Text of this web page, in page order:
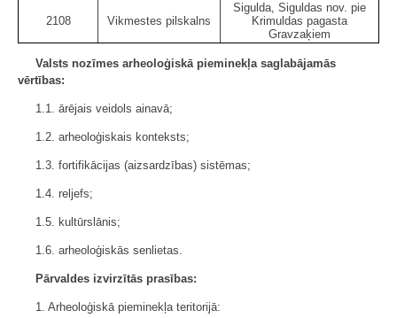
2108 Vikmestes pilskalns
Sigulda, Siguldas nov. pie
Krimuldas pagasta
Gravzaķiem
Valsts nozīmes arheoloģiskā pieminekļa saglabājamās
vērtības:
1.1. ārējais veidols ainavā;
1.2. arheoloģiskais konteksts;
1.3. fortifikācijas (aizsardzības) sistēmas;
1.4. reljefs;
1.5. kultūrslānis;
1.6. arheoloģiskās senlietas.
Pārvaldes izvirzītās prasības:
1. Arheoloģiskā pieminekļa teritorijā: